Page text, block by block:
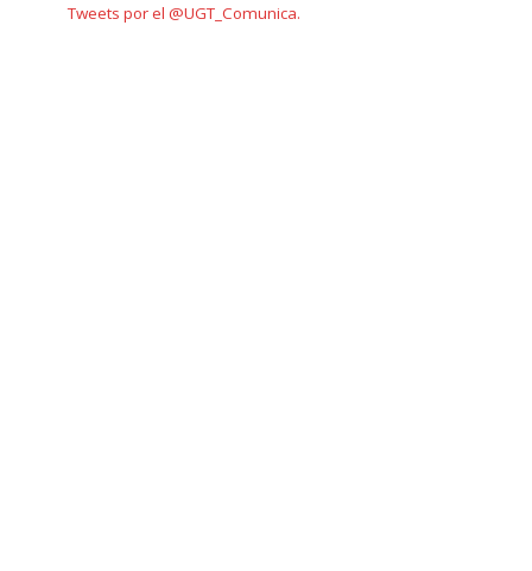
Tweets por el @UGT_Comunica.